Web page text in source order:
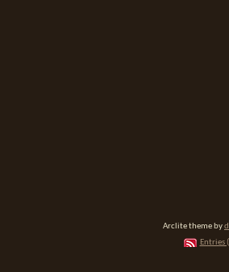
Arclite theme by
Entries